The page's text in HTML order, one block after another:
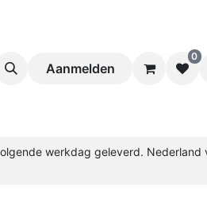
Aanmelden
0
werkdag geleverd. Nederland